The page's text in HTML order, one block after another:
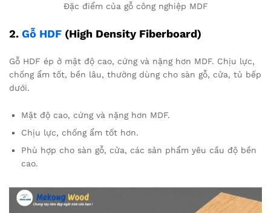
Đặc điểm của gỗ công nghiệp MDF
2. Gỗ HDF (High Density Fiberboard)
Gỗ HDF ép ở mật độ cao, cứng và nặng hơn MDF. Chịu lực,
chống ẩm tốt, bền lâu, thường dùng cho sàn gỗ, cửa, tủ bếp
dưới.
Mật độ cao, cứng và nặng hơn MDF.
Chịu lực, chống ẩm tốt hơn.
Phù hợp cho sàn gỗ, cửa, các sản phẩm yêu cầu độ bền
cao.